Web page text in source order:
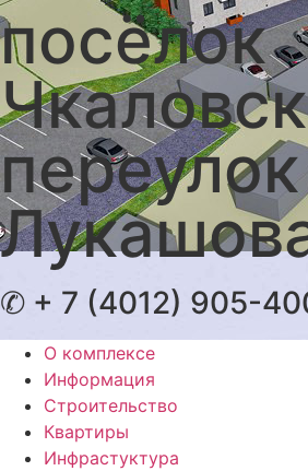
посёлок
переулок
✆ + 7 (4012) 905-
О комплексе
Информация
Строительство
Квартиры
Инфрастуктура